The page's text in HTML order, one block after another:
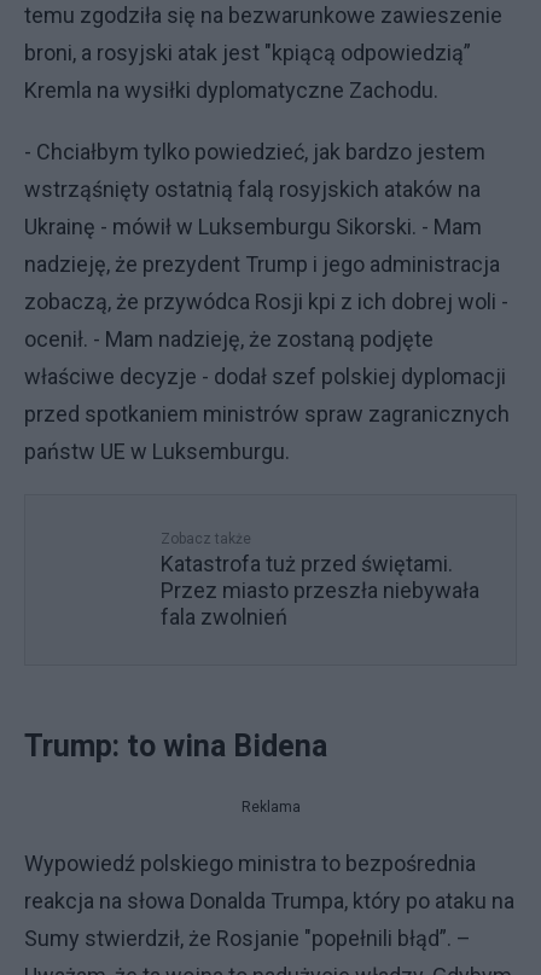
temu zgodziła się na bezwarunkowe zawieszenie
broni, a rosyjski atak jest "kpiącą odpowiedzią”
Kremla na wysiłki dyplomatyczne Zachodu.
- Chciałbym tylko powiedzieć, jak bardzo jestem
wstrząśnięty ostatnią falą rosyjskich ataków na
Ukrainę - mówił w Luksemburgu Sikorski. - Mam
nadzieję, że prezydent Trump i jego administracja
zobaczą, że przywódca Rosji kpi z ich dobrej woli -
ocenił. - Mam nadzieję, że zostaną podjęte
właściwe decyzje - dodał szef polskiej dyplomacji
przed spotkaniem ministrów spraw zagranicznych
państw UE w Luksemburgu.
Zobacz także
Katastrofa tuż przed świętami.
Przez miasto przeszła niebywała
fala zwolnień
Trump: to wina Bidena
Reklama
Wypowiedź polskiego ministra to bezpośrednia
reakcja na słowa Donalda Trumpa, który po ataku na
Sumy stwierdził, że Rosjanie "popełnili błąd”. –